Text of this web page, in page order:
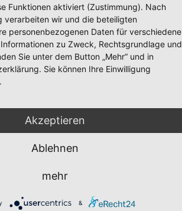
Funktionen aktiviert (Zustimmung). Nach
verarbeiten wir und die beteiligten
personenbezogenen Daten für verschiedene
zu Zweck, Rechtsgrundlage und
Sie unter dem Button „Mehr“ und in
Sie können Ihre Einwilligung
Akzeptieren
Ablehnen
mehr
&